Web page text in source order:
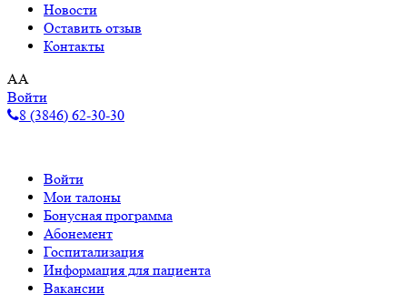
Новости
Оставить отзыв
Контакты
AA
Войти
8 (3846) 62-30-30
Войти
Мои талоны
Бонусная программа
Абонемент
Госпитализация
Информация для пациента
Вакансии